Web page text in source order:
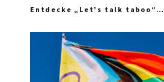
Entdecke „Let’s talk taboo“…